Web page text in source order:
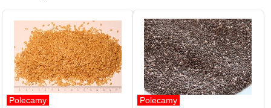
Polecamy Polecamy